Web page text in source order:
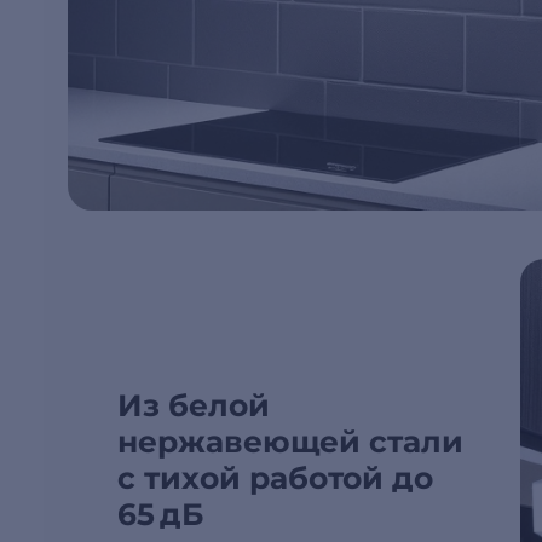
Из белой
нержавеющей стали
с тихой работой до
65 дБ